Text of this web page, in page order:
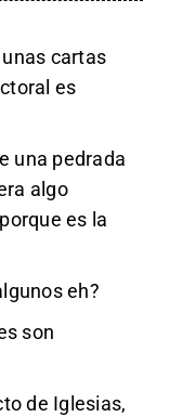
cartas
es
una pedrada
algo
es la
eh?
son
de Iglesias,